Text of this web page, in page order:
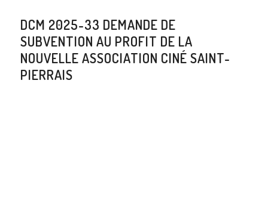
DCM 2025-33 DEMANDE DE
SUBVENTION AU PROFIT DE LA
NOUVELLE ASSOCIATION CINÉ SAINT-
PIERRAIS